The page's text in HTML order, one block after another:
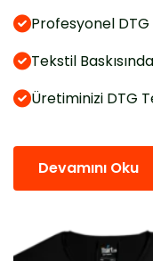
Profesyonel DTG
Tekstil
Üretiminizi DTG
Devamını Oku